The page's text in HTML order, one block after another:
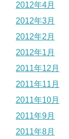
2012年4月
2012年3月
2012年2月
2012年1月
2011年12月
2011年11月
2011年10月
2011年9月
2011年8月